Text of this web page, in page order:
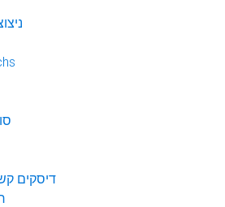
דיסקים